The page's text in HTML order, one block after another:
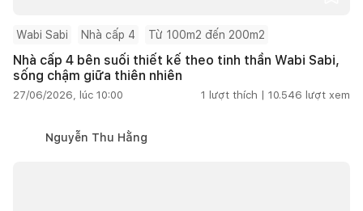
Wabi Sabi Nhà cấp 4 Từ 100m2 đến 200m2
Nhà cấp 4 bên suối thiết kế theo tinh thần Wabi Sabi,
sống chậm giữa thiên nhiên
27/06/2026, lúc 10:00 1 lượt thích | 10.546 lượt xem
Nguyễn Thu Hằng